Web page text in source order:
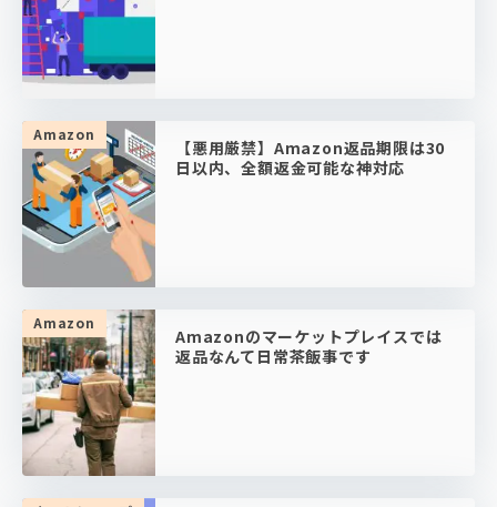
Amazon
【悪用厳禁】Amazon返品期限は30
日以内、全額返金可能な神対応
Amazon
Amazonのマーケットプレイスでは
返品なんて日常茶飯事です